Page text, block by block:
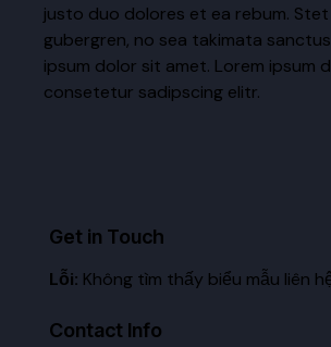
justo duo dolores et ea rebum.
gubergren, no sea takimata
ipsum dolor sit amet. Lorem ipsum
consetetur sadipscing elitr.
Get in Touch
Lỗi: Không tìm thấy biểu mẫu liên
Contact Info